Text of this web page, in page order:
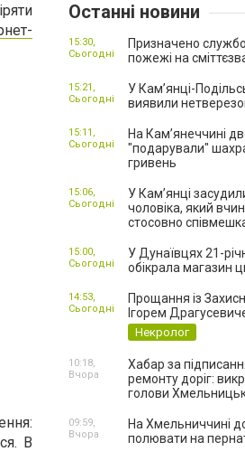
В
Останні новини
Призначено
пожежі на
15:30,
Сьогодні
У Кам’янці-
виявили
15:21,
Сьогодні
На Камʼянеччині
"подарували"
гривень
15:11,
Сьогодні
У Камʼянці
чоловіка, який
стосовно
15:06,
Сьогодні
У Дунаївцях 21-
обікрала магазин
15:00,
Сьогодні
Прощання із
Ігорем
Некролог
14:53,
Сьогодні
Хабар за
ремонту доріг:
голови
10:18,
Вчора
На Хмельниччині
полювати на
09:59,
Вчора